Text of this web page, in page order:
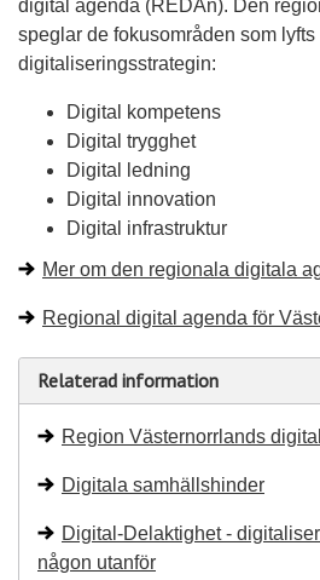
digital agenda (REDAn). Den
speglar de fokusområden som
digitaliseringsstrategin:
Digital kompetens
Digital trygghet
Digital ledning
Digital innovation
Digital infrastruktur
Mer om den regionala digitala
Regional digital agenda för
Relaterad information
Region Västernorrlands
Digitala samhällshinder
Digital-Delaktighet -
någon utanför